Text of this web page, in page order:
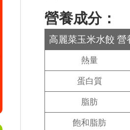
營養成分：
高麗菜玉米水餃
熱量
蛋白質
脂肪
飽和脂肪